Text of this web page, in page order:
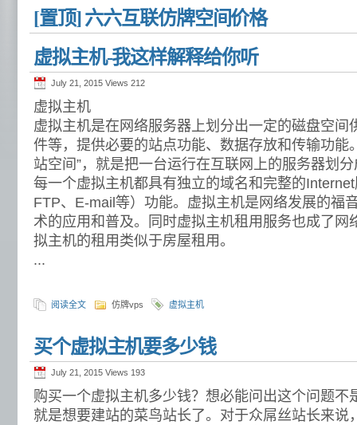
[置顶] 六六互联仿牌空间价格
虚拟主机-我这样解释给你听
July 21, 2015 Views 212
虚拟主机
虚拟主机是在网络服务器上划分出一定的磁盘空间
件等，提供必要的站点功能、数据存放和传输功能
站空间”，就是把一台运行在互联网上的服务器划
每一个虚拟主机都具有独立的域名和完整的
FTP、E-mail等）功能。虚拟主机是网络发展的福
术的应用和普及。同时虚拟主机租用服务也成了网
拟主机的租用类似于房屋租用。
...
阅读全文 仿牌vps 虚拟主机
买个虚拟主机要多少钱
July 21, 2015 Views 193
购买一个虚拟主机多少钱？想必能问出这个问题不
就是想要建站的菜鸟站长了。对于众屌丝站长来说